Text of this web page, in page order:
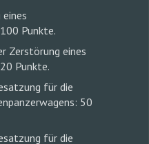
Punkte.
Zerstörung eines
Punkte.
für die
50
für die